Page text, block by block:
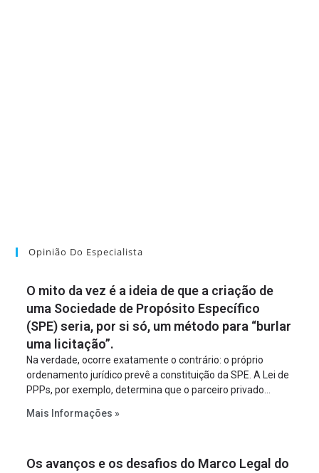
Opinião Do Especialista
O mito da vez é a ideia de que a criação de
uma Sociedade de Propósito Específico
(SPE) seria, por si só, um método para “burlar
uma licitação”.
Na verdade, ocorre exatamente o contrário: o próprio
ordenamento jurídico prevê a constituição da SPE. A Lei de
PPPs, por exemplo, determina que o parceiro privado
empreendimento. Ou seja, a suposta “fraude à licitação” é
projeto a projeto.
Mais Informações »
Os avanços e os desafios do Marco Legal do